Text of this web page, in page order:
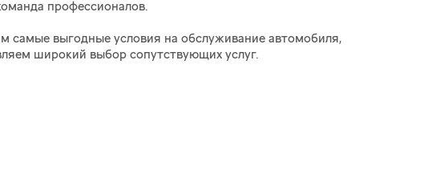
профессионалов.
самые выгодные условия на обслуживание автомобиля,
широкий выбор сопутствующих услуг.